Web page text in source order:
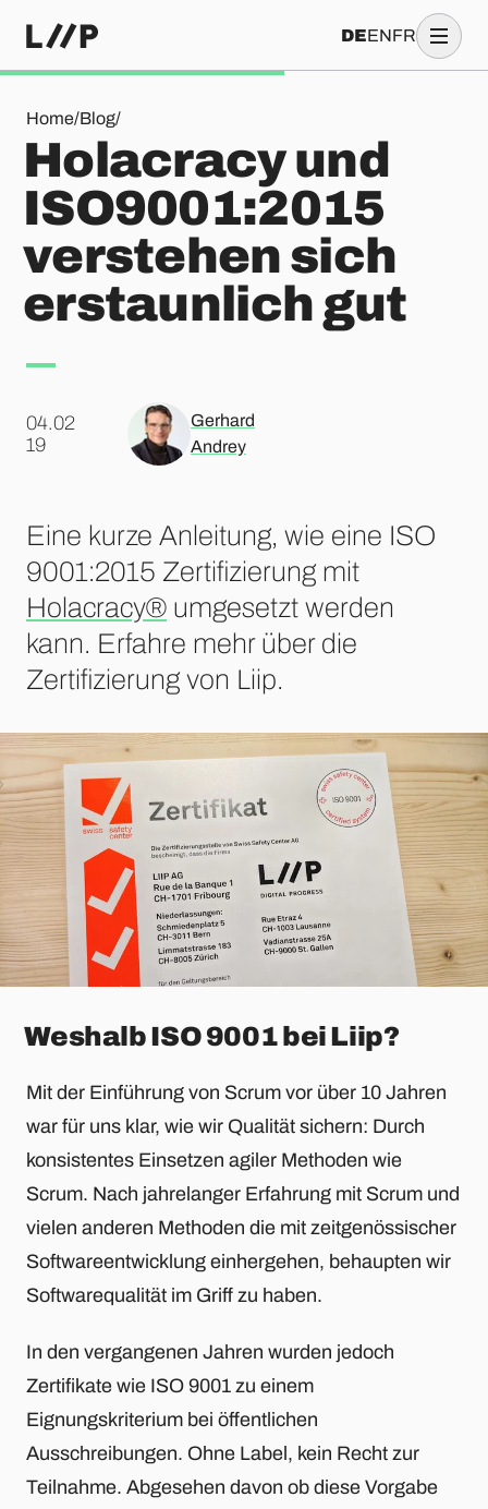
DEENFR
Home/Blog/
Holacracy und ISO9001:2015 verstehen sich erstaunlich gut
Holacracy und
ISO9001:2015
verstehen sich
erstaunlich gut
04.02
.19
Gerhard
Andrey
Eine kurze Anleitung, wie eine ISO
9001:2015 Zertifizierung mit
Holacracy® umgesetzt werden
kann. Erfahre mehr über die
Zertifizierung von Liip.
Weshalb ISO 9001 bei Liip?
Mit der Einführung von Scrum vor über 10 Jahren
war für uns klar, wie wir Qualität sichern: Durch
konsistentes Einsetzen agiler Methoden wie
Scrum. Nach jahrelanger Erfahrung mit Scrum und
vielen anderen Methoden die mit zeitgenössischer
Softwareentwicklung einhergehen, behaupten wir
Softwarequalität im Griff zu haben.
In den vergangenen Jahren wurden jedoch
Zertifikate wie ISO 9001 zu einem
Eignungskriterium bei öffentlichen
Ausschreibungen. Ohne Label, kein Recht zur
Teilnahme. Abgesehen davon ob diese Vorgabe